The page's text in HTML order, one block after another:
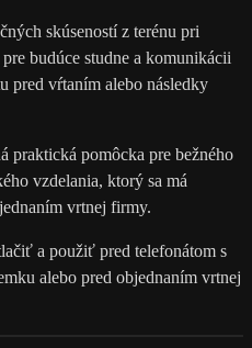
skúseností z terénu pri
budúce studne a komunikácii
pred vŕtaním alebo následky
praktická pomôcka pre bežného
vzdelania, ktorý sa má
vrtnej firmy.
a použiť pred telefonátom s
alebo pred objednaním vrtnej